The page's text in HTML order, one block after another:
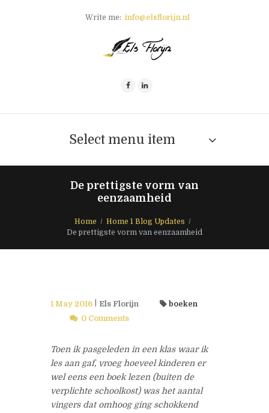
Write me: info@elsflorijn.nl
Select menu item
De prettigste vorm van
eenzaamheid
Home
Home 1 Blog Updates
De prettigste vorm van eenzaamheid
1 May 2016 Els Florijn
boeken
0 Comments
Toen ik pasgeleden in een klas waar ik
les aan gaf, vroeg hoeveel kinderen er
wel eens een boek lezen (buiten de
verplichte schoolkost) was het aantal
vingers dat omhoog ging schokkend